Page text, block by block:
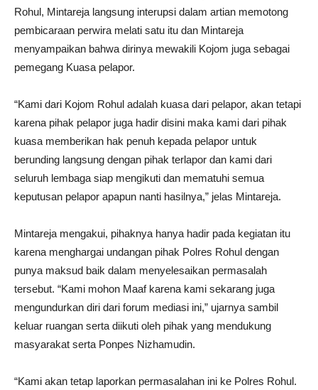
Rohul, Mintareja langsung interupsi dalam artian memotong
pembicaraan perwira melati satu itu dan Mintareja
menyampaikan bahwa dirinya mewakili Kojom juga sebagai
pemegang Kuasa pelapor.
“Kami dari Kojom Rohul adalah kuasa dari pelapor, akan tetapi
karena pihak pelapor juga hadir disini maka kami dari pihak
kuasa memberikan hak penuh kepada pelapor untuk
berunding langsung dengan pihak terlapor dan kami dari
seluruh lembaga siap mengikuti dan mematuhi semua
keputusan pelapor apapun nanti hasilnya,” jelas Mintareja.
Mintareja mengakui, pihaknya hanya hadir pada kegiatan itu
karena menghargai undangan pihak Polres Rohul dengan
punya maksud baik dalam menyelesaikan permasalah
tersebut. “Kami mohon Maaf karena kami sekarang juga
mengundurkan diri dari forum mediasi ini,” ujarnya sambil
keluar ruangan serta diikuti oleh pihak yang mendukung
masyarakat serta Ponpes Nizhamudin.
“Kami akan tetap laporkan permasalahan ini ke Polres Rohul.